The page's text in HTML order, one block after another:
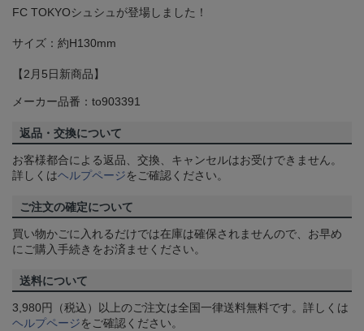
FC TOKYOシュシュが登場しました！
サイズ：約H130mm
【2月5日新商品】
メーカー品番：to903391
返品・交換について
お客様都合による返品、交換、キャンセルはお受けできません。
詳しくはヘルプページをご確認ください。
ご注文の確定について
買い物かごに入れるだけでは在庫は確保されませんので、お早め
にご購入手続きをお済ませください。
送料について
3,980円（税込）以上のご注文は全国一律送料無料です。詳しくは
ヘルプページをご確認ください。